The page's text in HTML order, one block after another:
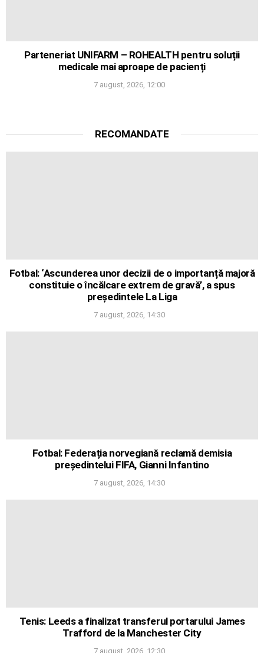
Parteneriat UNIFARM – ROHEALTH pentru soluții
medicale mai aproape de pacienți
7 august, 2026, 12:00
RECOMANDATE
Fotbal: ‘Ascunderea unor decizii de o importanță majoră
constituie o încălcare extrem de gravă’, a spus
președintele La Liga
7 august, 2026, 14:30
Fotbal: Federația norvegiană reclamă demisia
președintelui FIFA, Gianni Infantino
7 august, 2026, 14:30
Tenis: Leeds a finalizat transferul portarului James
Trafford de la Manchester City
7 august, 2026, 12:30